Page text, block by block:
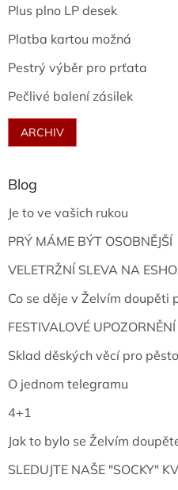
Plus plno LP desek
Platba kartou možná
Pestrý výběr pro prťata
Pečlivé balení zásilek
ARCHIV
Blog
Je to ve vašich rukou
PRÝ MÁME BÝT OSOBNĚJŠÍ
VELETRŽNÍ SLEVA NA
Co se děje v Želvím doupěti
FESTIVALOVÉ UPOZORNĚNÍ
Sklad děských věcí pro
O jednom telegramu
4+1
Jak to bylo se Želvím
SLEDUJTE NAŠE "SOCKY"